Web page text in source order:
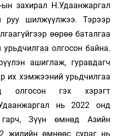
захирал Н.Удаанжаргал
руу шилжүүлжээ. Тэрээр
өөрөө баталгаа
олгосон байна.
ашиглаж, гуравдагч
их хэмжээний урьдчилгаа
олгосон гэх хэрэгт
нь 2022 онд
Зүүн өмнөд Азийн
жилийн өмнөөс сураг нь